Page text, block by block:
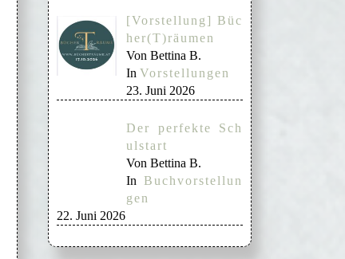
[Vorstellung] Büc
her(T)räumen
Von Bettina B.
In Vorstellungen
23. Juni 2026
Der perfekte Sch
ulstart
Von Bettina B.
In Buchvorstellun
gen
22. Juni 2026